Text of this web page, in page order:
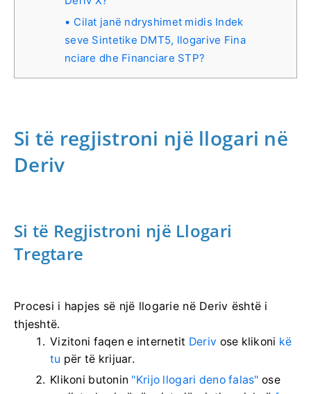
Cilat janë ndryshimet midis Indek
seve Sintetike DMT5, llogarive Fina
nciare dhe Financiare STP?
Si të regjistroni një llogari në
Deriv
Si të Regjistroni një Llogari
Tregtare
Procesi i hapjes së një llogarie në Deriv është i
thjeshtë.
Vizitoni faqen e internetit Deriv ose klikoni kë
tu për të krijuar.
Klikoni butonin "Krijo llogari deno falas" ose